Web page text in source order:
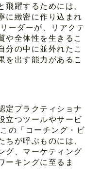
躍するためには、
に緻密に作り込まれ
ーダーが、リアクテ
や全体性を生きるこ
分の中に並外れたこ
を出す能力があるこ
定プラクティショナ
立つツールやサービ
の「コーチング・ビ
が呼ぶものには、
グ、マーケティング
ーキングに至るま